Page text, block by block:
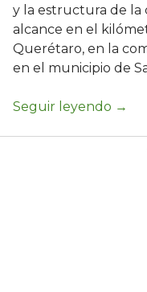
y la estructura de la
alcance en el
Querétaro, en la
en el municipio de